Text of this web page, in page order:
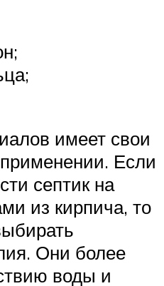
имеет свои
Если
септик на
из кирпича, то
Они более
воды и